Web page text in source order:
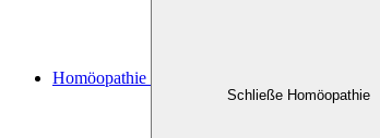
Homöopathie
Schließe Homöopathie